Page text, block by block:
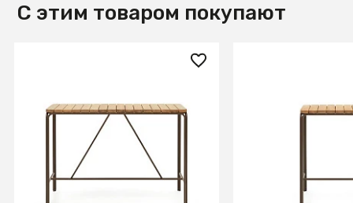
С этим товаром покупают
Salguer Барный стол из
массива акации и
коричневой стали Ø 140 x 70
Salguer Барный